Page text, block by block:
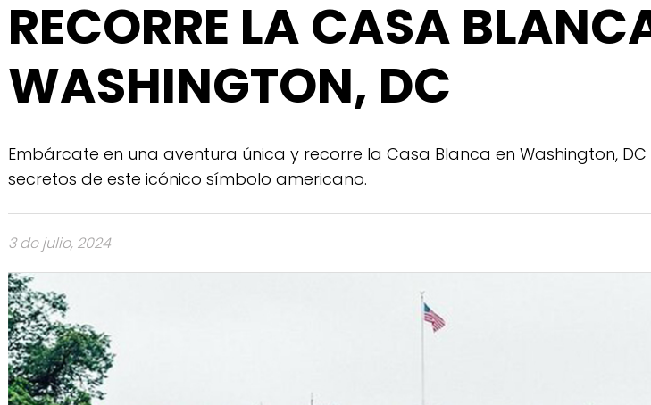
RECORRE LA CASA
WASHINGTON, DC
Embárcate en una aventura única y recorre la Casa Blanca en Washington,
secretos de este icónico símbolo americano.
3 de julio, 2024